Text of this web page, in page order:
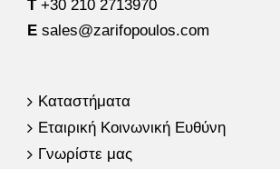
Τ+30 210 2713970
E sales@zarifopoulos.com
Καταστήματα
Εταιρική Κοινωνική Ευθύνη
Γνωρίστε μας